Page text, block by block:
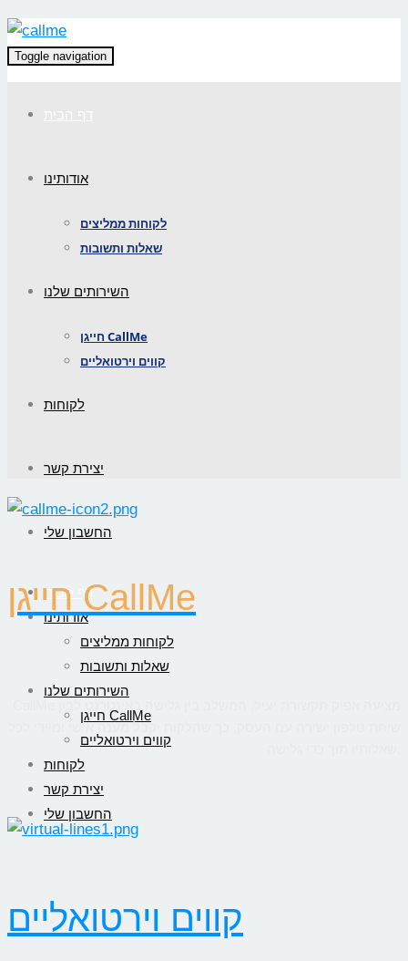
Toggle navigation
אודותינו
לקוחות ממליצים
שאלות ותשובות
השירותים שלנו
חייגן CallMe
קווים וירטואליים
לקוחות
יצירת קשר
החשבון שלי
דף הבית
אודותינו
לקוחות ממליצים
שאלות ותשובות
השירותים שלנו
חייגן CallMe
קווים וירטואליים
לקוחות
יצירת קשר
החשבון שלי
חייגן CallMe
שיחת טלפון ישירה עם העסק, כך שהלקוח יקבל מענה אישי ומיידי לכל
קווים וירטואליים